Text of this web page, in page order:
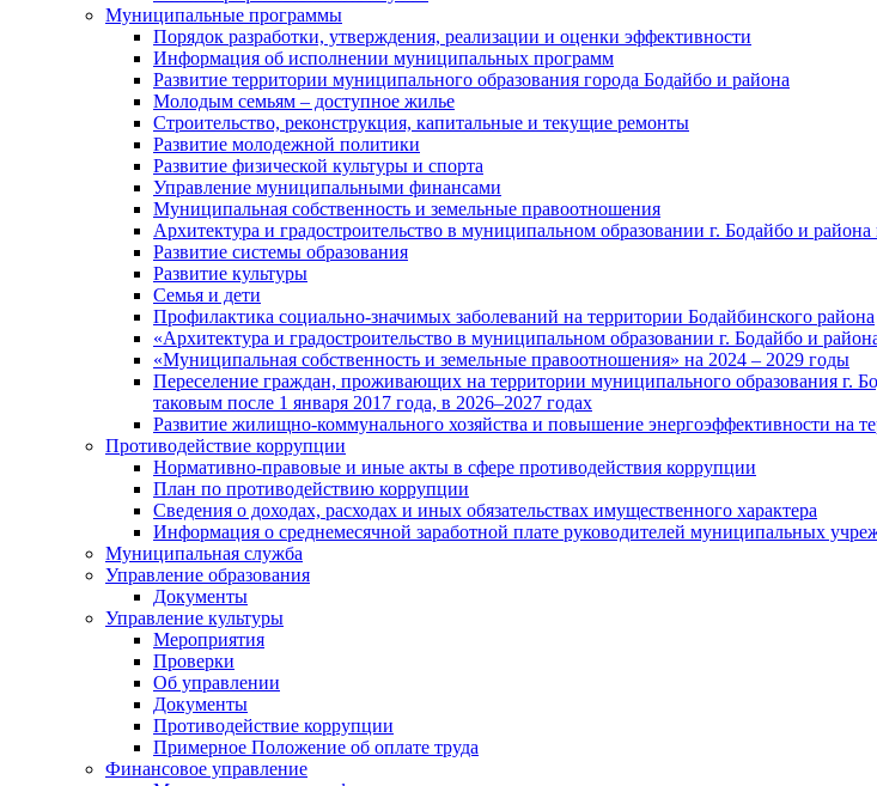
Муниципальные программы
Порядок разработки, утверждения, реализации и оценки эффективности
Информация об исполнении муниципальных программ
Развитие территории муниципального образования города Бодайбо и района
Молодым семьям – доступное жилье
Строительство, реконструкция, капитальные и текущие ремонты
Развитие молодежной политики
Развитие физической культуры и спорта
Управление муниципальными финансами
Муниципальная собственность и земельные правоотношения
Архитектура и градостроительство в муниципальном образовании г. Бодайбо и
Развитие системы образования
Развитие культуры
Семья и дети
Профилактика социально-значимых заболеваний на территории Бодайбинского района
«Архитектура и градостроительство в муниципальном образовании г. Бодайбо и
«Муниципальная собственность и земельные правоотношения» на 2024 – 2029 годы
Переселение граждан, проживающих на территории муниципального образования г.
таковым после 1 января 2017 года, в 2026–2027 годах
Развитие жилищно-коммунального хозяйства и повышение энергоэффективности на
Противодействие коррупции
Нормативно-правовые и иные акты в сфере противодействия коррупции
План по противодействию коррупции
Сведения о доходах, расходах и иных обязательствах имущественного характера
Информация о среднемесячной заработной плате руководителей муниципальных
Муниципальная служба
Управление образования
Документы
Управление культуры
Мероприятия
Проверки
Об управлении
Документы
Противодействие коррупции
Примерное Положение об оплате труда
Финансовое управление